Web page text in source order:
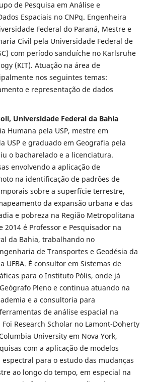
de Pesquisa em Análise e
Espaciais no CNPq. Engenheira
Federal do Paraná, Mestre e
Civil pela Universidade Federal de
com período sanduíche no Karlsruhe
(KIT). Atuação na área de
nos seguintes temas:
e representação de dados
Universidade Federal da Bahia
Humana pela USP, mestre em
USP e graduado em Geografia pela
o bacharelado e a licenciatura.
envolvendo a aplicação de
na identificação de padrões de
sobre a superfície terrestre,
da expansão urbana e das
e pobreza na Região Metropolitana
2014 é Professor e Pesquisador na
da Bahia, trabalhando no
de Transportes e Geodésia da
UFBA. É consultor em Sistemas de
para o Instituto Pólis, onde já
Pleno e continua atuando na
e a consultoria para
de análise espacial na
Research Scholar no Lamont-Doherty
University em Nova York,
com a aplicação de modelos
para o estudo das mudanças
ao longo do tempo, em especial na